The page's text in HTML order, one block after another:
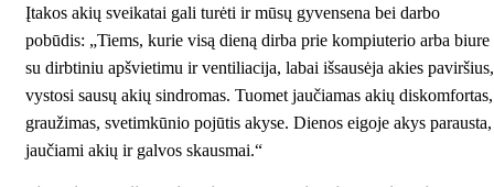
Įtakos akių sveikatai gali turėti ir mūsų gyvensena bei darbo
pobūdis: „Tiems, kurie visą dieną dirba prie kompiuterio arba biure
su dirbtiniu apšvietimu ir ventiliacija, labai išsausėja akies paviršius,
vystosi sausų akių sindromas. Tuomet jaučiamas akių diskomfortas,
graužimas, svetimkūnio pojūtis akyse. Dienos eigoje akys parausta,
jaučiami akių ir galvos skausmai.“